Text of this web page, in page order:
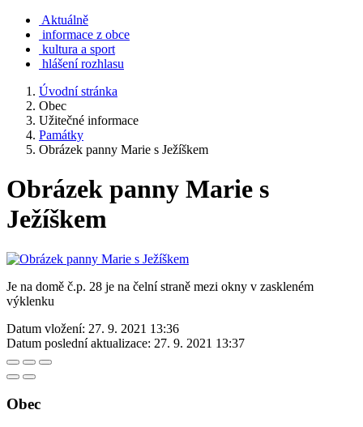
Aktuálně
informace z obce
kultura a sport
hlášení rozhlasu
Úvodní stránka
Obec
Užitečné informace
Památky
Obrázek panny Marie s Ježíškem
Obrázek panny Marie s
Ježíškem
Je na domě č.p. 28 je na čelní straně mezi okny v zaskleném
výklenku
Datum vložení: 27. 9. 2021 13:36
Datum poslední aktualizace: 27. 9. 2021 13:37
Obec